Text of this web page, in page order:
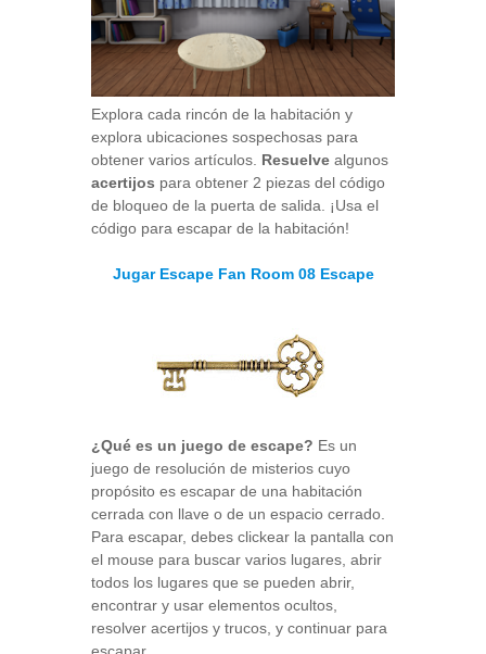
Explora cada rincón de la habitación y
explora ubicaciones sospechosas para
obtener varios artículos. Resuelve algunos
acertijos para obtener 2 piezas del código
de bloqueo de la puerta de salida. ¡Usa el
código para escapar de la habitación!
Jugar Escape Fan Room 08 Escape
¿Qué es un juego de escape? Es un
juego de resolución de misterios cuyo
propósito es escapar de una habitación
cerrada con llave o de un espacio cerrado.
Para escapar, debes clickear la pantalla con
el mouse para buscar varios lugares, abrir
todos los lugares que se pueden abrir,
encontrar y usar elementos ocultos,
resolver acertijos y trucos, y continuar para